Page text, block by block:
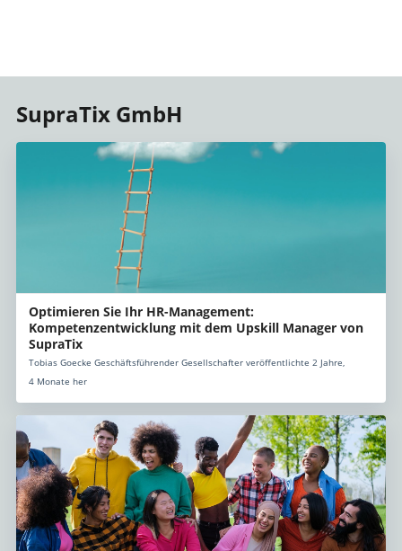
SupraTix GmbH
Optimieren Sie Ihr HR-Management:
Kompetenzentwicklung mit dem Upskill Manager von
SupraTix
Tobias Goecke Geschäftsführender Gesellschafter veröffentlichte 2 Jahre,
4 Monate her